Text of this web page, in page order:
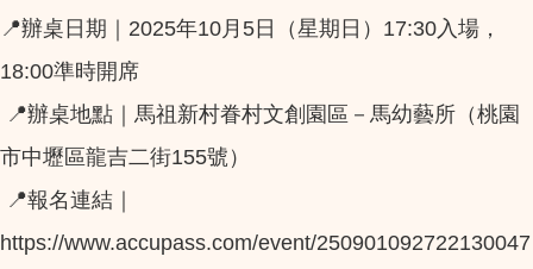
📍辦桌日期｜2025年10月5日（星期日）17:30入場，
18:00準時開席
📍辦桌地點｜馬祖新村眷村文創園區－馬幼藝所（桃園
市中壢區龍吉二街155號）
📍報名連結｜
https://www.accupass.com/event/250901092722130047